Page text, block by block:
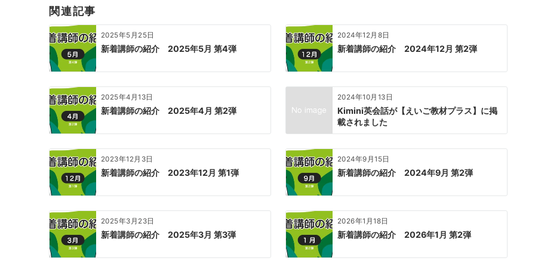
シ
ョ
ン
関連記事
2025年5月25日
新着講師の紹介 2025年5月 第4弾
2024年12月8日
新着講師の紹介 2024年12月 第2弾
2025年4月13日
新着講師の紹介 2025年4月 第2弾
2024年10月13日
Kimini英会話が【えいご教材プラス】に掲
載されました
2023年12月3日
新着講師の紹介 2023年12月 第1弾
2024年9月15日
新着講師の紹介 2024年9月 第2弾
2025年3月23日
新着講師の紹介 2025年3月 第3弾
2026年1月18日
新着講師の紹介 2026年1月 第2弾